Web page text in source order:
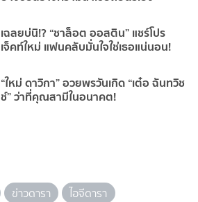
เฉลยบ่นิ!? “ชาล็อต ออสติน” แชร์โปร
เจ็คท์ใหม่ แฟนคลับมั่นใจใช่เธอแน่นอน!
“ใหม่ ดาวิกา” อวยพรวันเกิด “เต๋อ ฉันทวิช
ช์” ว่าที่คุณสามีในอนาคต!
ข่าวดารา
ไอจีดารา